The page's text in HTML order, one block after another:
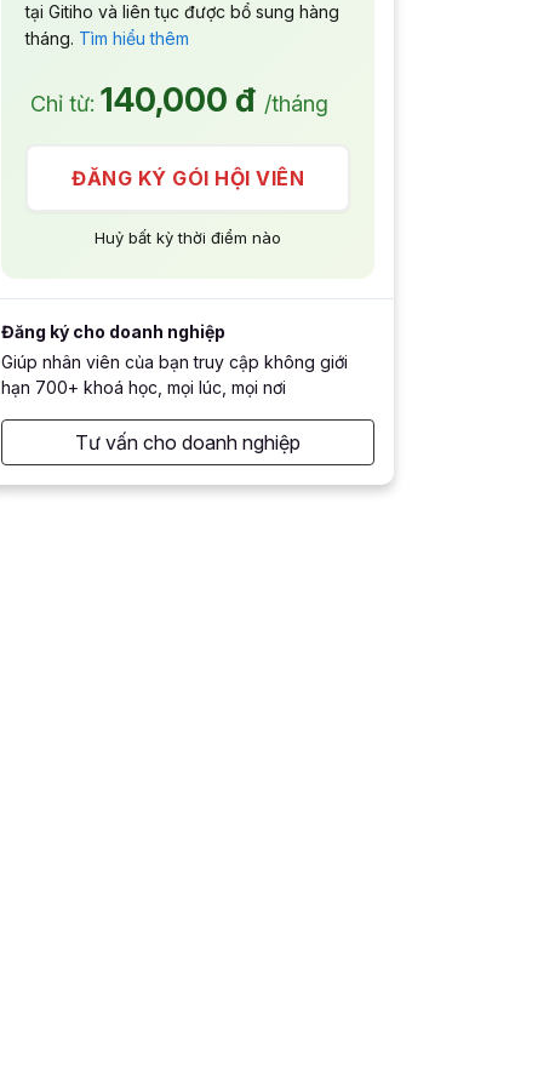
tại Gitiho và liên tục được bổ sung hàng
tháng. Tìm hiểu thêm
Chỉ từ: 140,000 đ /tháng
ĐĂNG KÝ GÓI HỘI VIÊN
Huỷ bất kỳ thời điểm nào
Đăng ký cho doanh nghiệp
Giúp nhân viên của bạn truy cập không giới
hạn 700+ khoá học, mọi lúc, mọi nơi
Tư vấn cho doanh nghiệp